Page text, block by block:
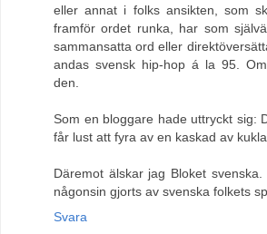
eller annat i folks ansikten, som
framför ordet runka, har som
sammansatta ord eller
andas svensk hip-hop á la 95.
den.
Som en bloggare hade uttryckt sig:
får lust att fyra av en kaskad av
Däremot älskar jag Bloket
någonsin gjorts av svenska folkets
Svara